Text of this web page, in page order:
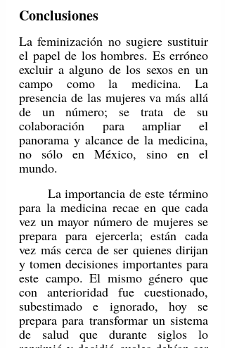
Conclusiones
La feminización no sugiere sustituir
el papel de los hombres. Es erróneo
excluir a alguno de los sexos en un
campo como la medicina. La
presencia de las mujeres va más allá
de un número; se trata de su
colaboración para ampliar el
panorama y alcance de la medicina,
no sólo en México, sino en el
mundo.
para la medicina recae en que cada
vez un mayor número de mujeres se
prepara para ejercerla; están cada
vez más cerca de ser quienes dirijan
y tomen decisiones importantes para
este campo. El mismo género que
con anterioridad fue cuestionado,
subestimado e ignorado, hoy se
prepara para transformar un sistema
de salud que durante siglos lo